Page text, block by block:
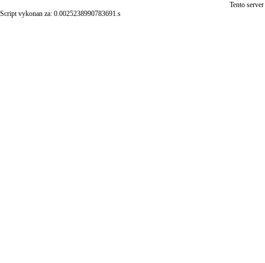
Tento
Script vykonan za: 0.0025238990783691.s